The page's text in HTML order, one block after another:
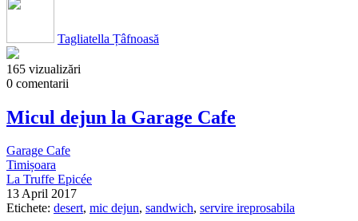
Tagliatella Țâfnoasă
165 vizualizări
0 comentarii
Micul dejun la Garage Cafe
Garage Cafe
Timișoara
La Truffe Epicée
13 April 2017
Etichete: desert, mic dejun, sandwich, servire ireprosabila